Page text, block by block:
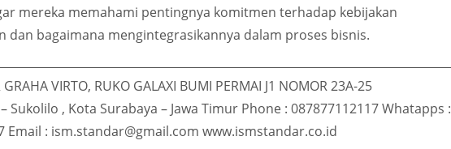
mereka memahami pentingnya komitmen terhadap kebijakan
dan bagaimana mengintegrasikannya dalam proses bisnis.
VIRTO, RUKO GALAXI BUMI PERMAI J1 NOMOR 23A-25
Sukolilo , Kota Surabaya – Jawa Timur Phone : 087877112117 Whatapps :
Email : ism.standar@gmail.com www.ismstandar.co.id